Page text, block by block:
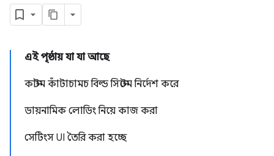
এই পৃষ্ঠায় যা যা আছে
কাস্টম কাঁটাচামচ বিল্ড সিস্টেম নির্দেশ করে
ডায়নামিক লোডিং নিয়ে কাজ করা
সেটিংস UI তৈরি করা হচ্ছে